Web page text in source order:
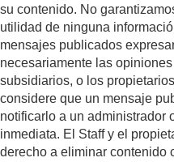
su contenido. No
utilidad de ninguna
mensajes publicados
necesariamente las
subsidiarios, o los
considere que un mensaje
notificarlo a un administrador
inmediata. El Staff y el
derecho a eliminar contenido